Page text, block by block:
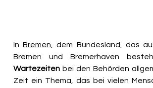
In Bremen , dem Bundesland, das
Bremen und Bremerhaven
Wartezeiten bei den Behörden
Zeit ein Thema, das bei vielen